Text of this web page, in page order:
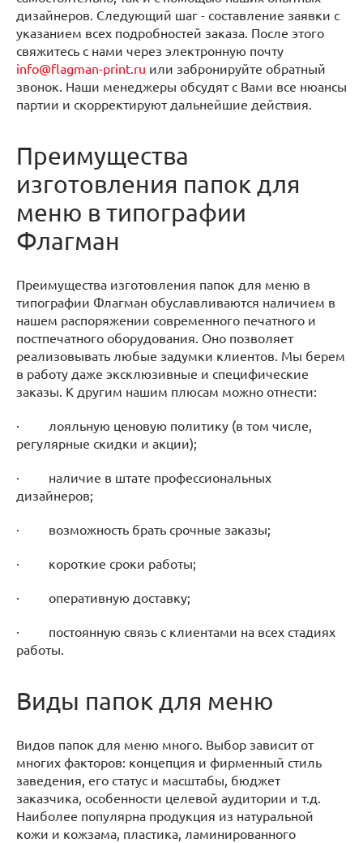
дизайнеров. Следующий шаг - составление заявки с
указанием всех подробностей заказа. После этого
свяжитесь с нами через электронную почту
info@flagman-print.ru или забронируйте обратный
звонок. Наши менеджеры обсудят с Вами все нюансы
партии и скорректируют дальнейшие действия.
Преимущества
изготовления папок для
меню в типографии
Флагман
Преимущества изготовления папок для меню в
типографии Флагман обуславливаются наличием в
нашем распоряжении современного печатного и
постпечатного оборудования. Оно позволяет
реализовывать любые задумки клиентов. Мы берем
в работу даже эксклюзивные и специфические
заказы. К другим нашим плюсам можно отнести:
· лояльную ценовую политику (в том числе,
регулярные скидки и акции);
· наличие в штате профессиональных
дизайнеров;
· возможность брать срочные заказы;
· короткие сроки работы;
· оперативную доставку;
· постоянную связь с клиентами на всех стадиях
работы.
Виды папок для меню
Видов папок для меню много. Выбор зависит от
многих факторов: концепция и фирменный стиль
заведения, его статус и масштабы, бюджет
заказчика, особенности целевой аудитории и т.д.
Наиболее популярна продукция из натуральной
кожи и кожзама, пластика, ламинированного